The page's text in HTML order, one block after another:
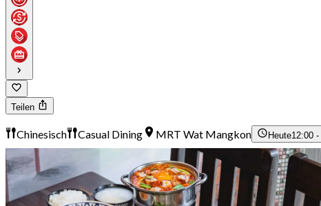
Teilen
Chinesisch Casual Dining MRT Wat Mangkon Heute12:00